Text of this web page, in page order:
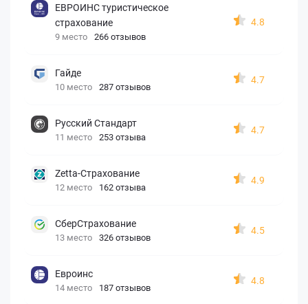
ЕВРОИНС туристическое
страхование
9 место 266 отзывов
4.8
Гайде
10 место 287 отзывов
4.7
Русский Стандарт
11 место 253 отзыва
4.7
Zetta-Страхование
12 место 162 отзыва
4.9
СберСтрахование
13 место 326 отзывов
4.5
Евроинс
14 место 187 отзывов
4.8